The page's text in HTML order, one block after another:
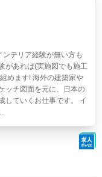
ンテリア経験が無い方も
があれば(実施図でも施工
めます! 海外の建築家や
ッチ図面を元に、日本の
していくお仕事です。 イ